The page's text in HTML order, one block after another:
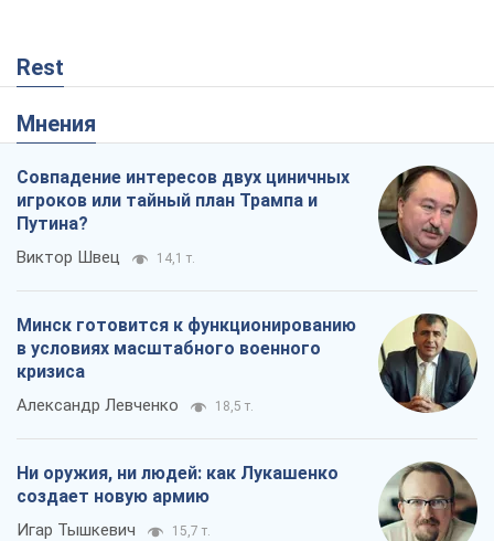
Rest
Мнения
Совпадение интересов двух циничных
игроков или тайный план Трампа и
Путина?
Виктор Швец 14,1 т.
Минск готовится к функционированию
в условиях масштабного военного
кризиса
Александр Левченко 18,5 т.
Ни оружия, ни людей: как Лукашенко
создает новую армию
Игар Тышкевич 15,7 т.